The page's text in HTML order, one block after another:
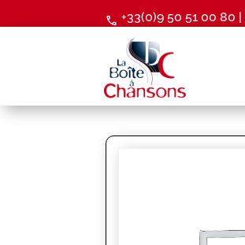
call +33(0)9 50 51 00 80 |